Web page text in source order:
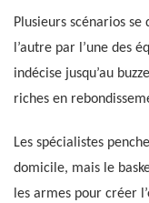
Plusieurs scénarios
l’autre par l’une des
indécise jusqu’au
riches en
Les spécialistes
domicile, mais le
les armes pour créer